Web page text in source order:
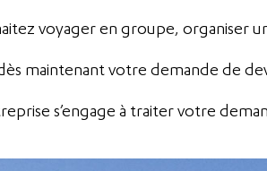
voyager en groupe, organiser
maintenant votre demande de
s’engage à traiter votre